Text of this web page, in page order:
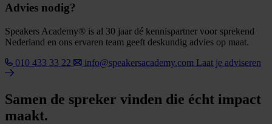
Advies nodig?
Speakers Academy® is al 30 jaar dé kennispartner voor sprekend
Nederland en ons ervaren team geeft deskundig advies op maat.
010 433 33 22
info@speakersacademy.com Laat je adviseren
Samen de spreker vinden die écht impact
maakt.